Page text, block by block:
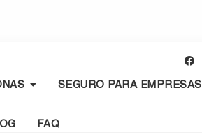
SEGURO PARA EMPRESAS
FAQ